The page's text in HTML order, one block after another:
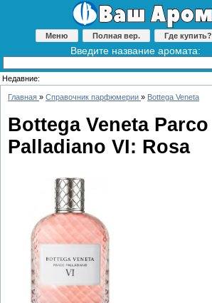
Меню Полная вер. Где купить?
Введите название аромата:
Недавние:
Главная » Справочник парфюмерии » Bottega Veneta
Bottega Veneta Parco
Palladiano VI: Rosa